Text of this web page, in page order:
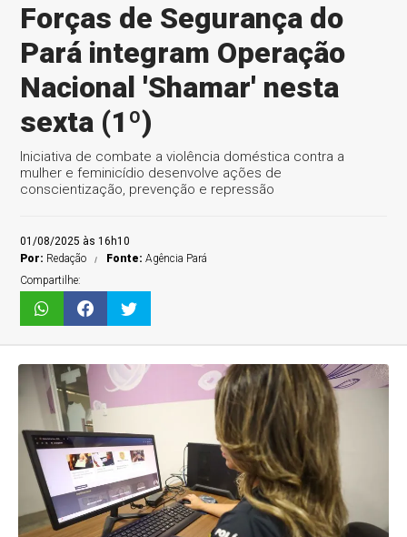
Forças de Segurança do
Pará integram Operação
Nacional 'Shamar' nesta
sexta (1º)
Iniciativa de combate a violência doméstica contra a
mulher e feminicídio desenvolve ações de
conscientização, prevenção e repressão
01/08/2025 às 16h10
Por: Redação Fonte:Agência Pará
Compartilhe: